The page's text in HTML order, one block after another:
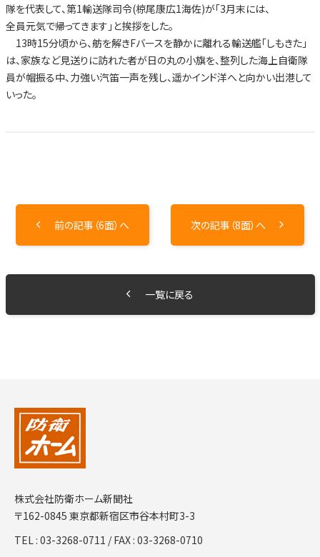
隊を代表して、第1輸送隊司令(椋尾康広1海佐)が「3月末には、
全員元気で帰ってきます」と挨拶をした。
13時15分頃から、舫を解きFバースを静かに離れる輸送艦「しもきた」
は、家族など見送りに訪れた者が日の丸の小旗を、整列した海上自衛隊
員が帽振る中、力強い汽笛一声を残し、遥かインド洋へと向かい出港して
いった。
前の記事（6面）へ 次の記事（8面）へ
一覧に戻る
株式会社防衛ホーム新聞社
〒162-0845 東京都新宿区市谷本村町3-3
TEL :03-3268-0711 / FAX : 03-3268-0710